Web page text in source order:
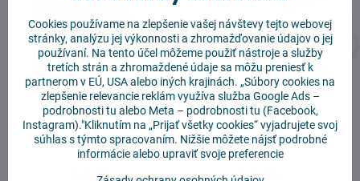
Dyson V6 V7 V8 SV10
SV11 DC58 DC59 DC61
DC62 Predmotorový
filter 2ks
Skladom
10,90 €
Do košíka
Hlavná kefa pre Dyson
V6 / Old V7-Náhradná
kefa na vysávač
Skladom
18,91 €
Do košíka
Cookies používame na zlepšenie vašej návštevy tejto webovej
stránky, analýzu jej výkonnosti a zhromažďovanie údajov o jej
používaní. Na tento účel môžeme použiť nástroje a služby
tretích strán a zhromaždené údaje sa môžu preniesť k
partnerom v EÚ, USA alebo iných krajinách. „Súbory cookies na
zlepšenie relevancie reklám využíva služba Google Ads –
podrobnosti tu alebo Meta – podrobnosti tu (Facebook,
Instagram)."Kliknutím na „Prijať všetky cookies“ vyjadrujete svoj
súhlas s týmto spracovaním. Nižšie môžete nájsť podrobné
informácie alebo upraviť svoje preferencie